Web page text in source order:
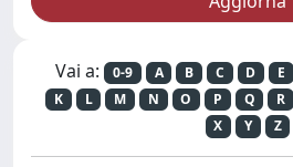
Vai a: 0-9 A B C D E
K
L M N O P Q R
X
Y Z